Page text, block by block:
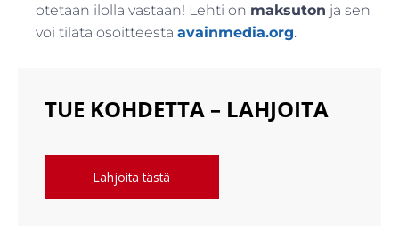
otetaan ilolla vastaan! Lehti on maksuton ja sen
voi tilata osoitteesta avainmedia.org.
TUE KOHDETTA – LAHJOITA
Lahjoita tästä